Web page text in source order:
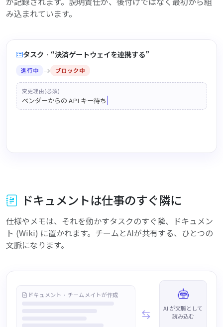
み込まれています。
タスク · “決済ゲートウェイを連携する”
進行中 ブロック中
変更理由(必須)
ベンダーからの API キー待ち
ドキュメントは仕事のすぐ隣に
仕様やメモは、それを動かすタスクのすぐ隣、ドキュメン
ト (Wiki) に置かれます。チームとAIが共有する、ひとつの
文脈になります。
ドキュメント · チームメイトが作成
AI が文脈として
読み込む